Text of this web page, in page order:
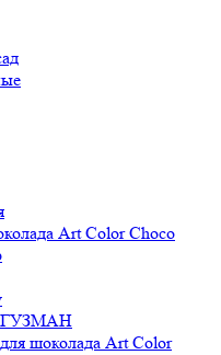
Art Color Choco
ГУЗМАН
шоколада Art Color